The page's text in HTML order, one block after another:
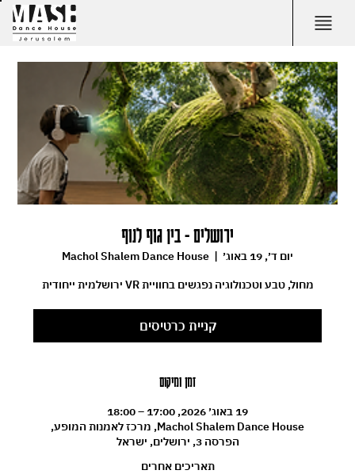
ירושלים - בין גוף לנוף
יום ד׳, 19 באוג׳
  |
Machol Shalem Dance House
מחול, טבע וטכנולוגיה נפגשים בחוויית VR ירושלמית ייחודית
קניית כרטיסים
זמן ומיקום
19 באוג׳ 2026, 17:00 – 18:00
Machol Shalem Dance House, מרכז לאמנות המופע,
הפרסה 3, ירושלים, ישראל
תאריכים אחרים